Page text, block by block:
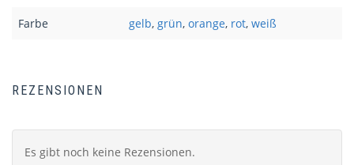
Farbe gelb, grün, orange, rot, weiß
REZENSIONEN
Es gibt noch keine Rezensionen.